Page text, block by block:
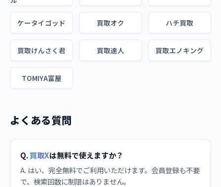
ケータイゴッド 買取オク ハチ買取
買取けんさく君 買取達人 買取エノキング
TOMIYA富屋
よくある質問
Q.買取Xは無料で使えますか？
A. はい、完全無料でご利用いただけます。会員登録も不要
で、検索回数に制限はありません。